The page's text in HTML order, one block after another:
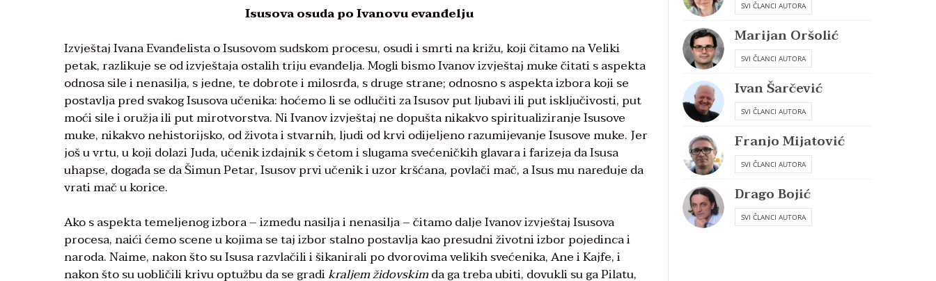
Isusova osuda po Ivanovu evanđelju
Izvještaj Ivana Evanđelista o Isusovom sudskom procesu, osudi i smrti na križu, koji čitamo na Veliki
petak, razlikuje se od izvještaja ostalih triju evanđelja. Mogli bismo Ivanov izvještaj muke čitati s aspekta
odnosa sile i nenasilja, s jedne, te dobrote i milosrđa, s druge strane; odnosno s aspekta izbora koji se
postavlja pred svakog Isusova učenika: hoćemo li se odlučiti za Isusov put ljubavi ili put isključivosti, put
moći sile i oružja ili put mirotvorstva. Ni Ivanov izvještaj ne dopušta nikakvo spiritualiziranje Isusove
muke, nikakvo nehistorijsko, od života i stvarnih, ljudi od krvi odijeljeno razumijevanje Isusove muke. Jer
još u vrtu, u koji dolazi Juda, učenik izdajnik s četom i slugama svećeničkih glavara i farizeja da Isusa
uhapse, događa se da Šimun Petar, Isusov prvi učenik i uzor kršćana, povlači mač, a Isus mu naređuje da
vrati mač u korice.
Ako s aspekta temeljenog izbora – između nasilja i nenasilja – čitamo dalje Ivanov izvještaj Isusova
procesa, naići ćemo scene u kojima se taj izbor stalno postavlja kao presudni životni izbor pojedinca i
naroda. Naime, nakon što su Isusa razvlačili i šikanirali po dvorovima velikih svećenika, Ane i Kajfe, i
nakon što su uobličili krivu optužbu da se gradikraljem židovskimda ga treba ubiti, dovukli su ga Pilatu,
SVI ČLANCI AUTORA
Marijan Oršolić
SVI ČLANCI AUTORA
Ivan Šarčević
SVI ČLANCI AUTORA
Franjo Mijatović
SVI ČLANCI AUTORA
Drago Bojić
SVI ČLANCI AUTORA